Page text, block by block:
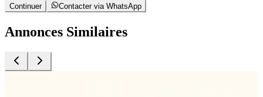
Continuer Contacter via WhatsApp
Annonces Similaires